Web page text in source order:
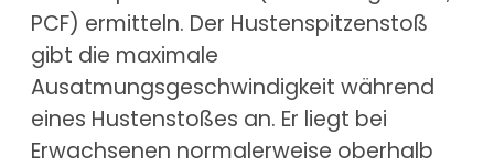
PCF) ermitteln. Der Hustenspitzenstoß
gibt die maximale
Ausatmungsgeschwindigkeit während
eines Hustenstoßes an. Er liegt bei
Erwachsenen normalerweise oberhalb